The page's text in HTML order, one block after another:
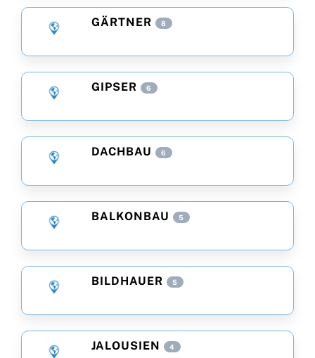
GÄRTNER 8
GIPSER 6
DACHBAU 6
BALKONBAU 5
BILDHAUER 5
JALOUSIEN 4